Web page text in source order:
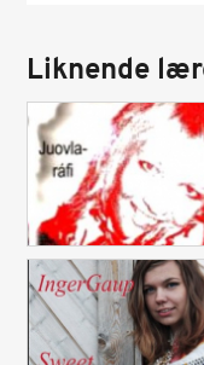
Liknende